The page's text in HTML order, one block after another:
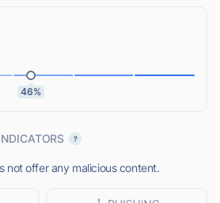
46%
not offer any malicious content.